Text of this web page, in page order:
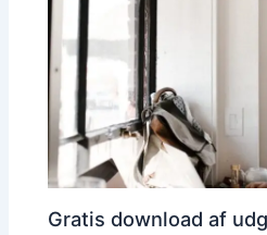
Gratis download af